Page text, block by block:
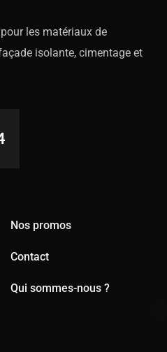
les matériaux de
isolante, cimentage et
Nos promos
Contact
Qui sommes-nous ?